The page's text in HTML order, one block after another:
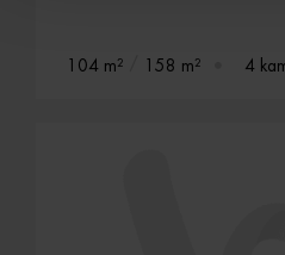
104 m² 158 m² 4